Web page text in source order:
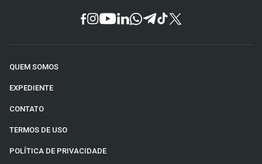
QUEM SOMOS
EXPEDIENTE
CONTATO
TERMOS DE USO
POLÍTICA DE PRIVACIDADE